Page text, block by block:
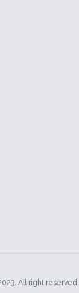
All right reserved.